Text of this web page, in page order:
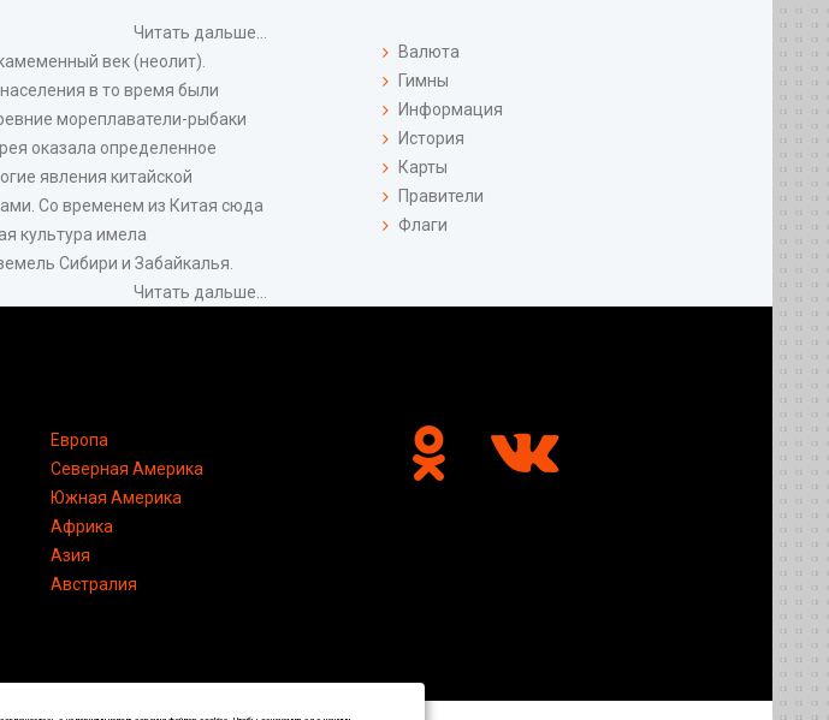
Читать дальше...
век (неолит).
в то время были
мореплаватели-рыбаки
оказала определенное
явления китайской
Со временем из Китая сюда
культура имела
Сибири и Забайкалья.
Читать дальше...
Валюта
Гимны
Информация
История
Карты
Правители
Флаги
Европа
Северная Америка
Южная Америка
Африка
Азия
Австралия